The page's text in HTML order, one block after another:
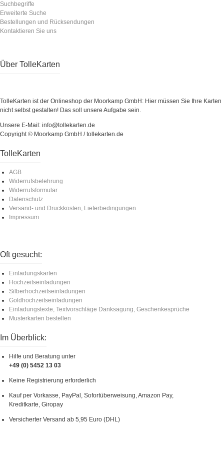
Suchbegriffe
Erweiterte Suche
Bestellungen und Rücksendungen
Kontaktieren Sie uns
Über TolleKarten
TolleKarten ist der Onlineshop der Moorkamp GmbH: Hier müssen Sie Ihre Karten
nicht selbst gestalten! Das soll unsere Aufgabe sein.
Unsere E-Mail: info@tollekarten.de
Copyright © Moorkamp GmbH / tollekarten.de
TolleKarten
AGB
Widerrufsbelehrung
Widerrufsformular
Datenschutz
Versand- und Druckkosten, Lieferbedingungen
Impressum
Oft gesucht:
Einladungskarten
Hochzeitseinladungen
Silberhochzeitseinladungen
Goldhochzeitseinladungen
Einladungstexte, Textvorschläge Danksagung, Geschenkesprüche
Musterkarten bestellen
Im Überblick:
Hilfe und Beratung unter
+49 (0) 5452 13 03
Keine Registrierung erforderlich
Kauf per Vorkasse, PayPal, Sofortüberweisung, Amazon Pay,
Kreditkarte, Giropay
Versicherter Versand ab 5,95 Euro (DHL)